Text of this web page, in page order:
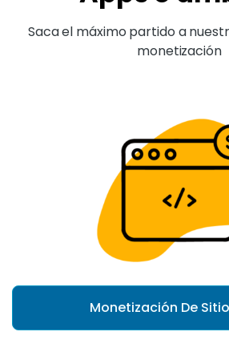
Saca el máximo partido a
monetización
Monetización De